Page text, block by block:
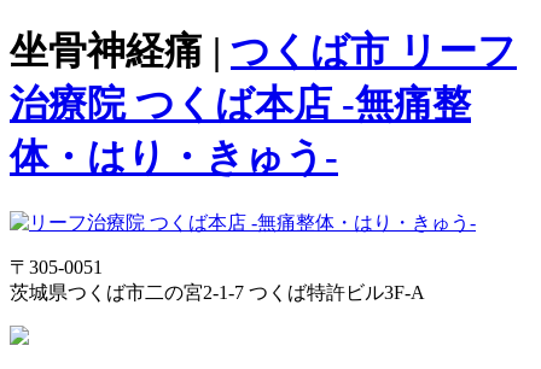
坐骨神経痛 | つくば市 リーフ
治療院 つくば本店 -無痛整
体・はり・きゅう-
〒305-0051
茨城県つくば市二の宮2-1-7 つくば特許ビル3F-A